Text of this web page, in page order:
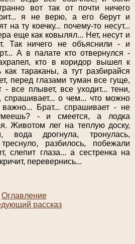
вот так от почти ничего
я не верю, а его берут и
на ту коечку... почему-то несут...
еще как ковылял... Нет, несут и
Так ничего не объяснили - и
А в палате кто отвернулся -
кто в коридор вышел к
как тараканы, а тут разбирайся
перед глазами туман все гуще,
- все плывет, все уходит... тени,
спрашивает... о чем... что можно
важно... Брат... спрашивает - не
- и смеется, а лодка
Животом лег на теплую доску,
вода дрогнула, тронулась,
разбилось, побежали
слепит глаза... а сестренка на
перевернись...
Оглавление
рассказ